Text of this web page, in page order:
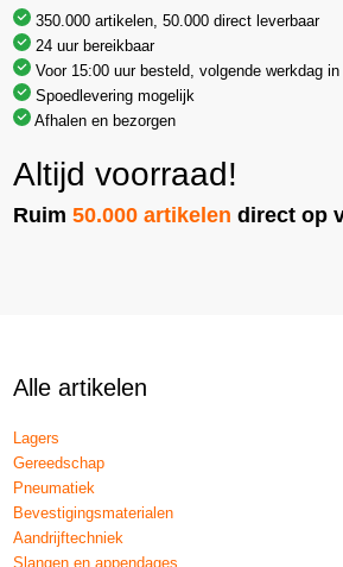
350.000 artikelen, 50.000 direct leverbaar
24 uur bereikbaar
Voor 15:00 uur besteld, volgende werkdag in
Spoedlevering mogelijk
Afhalen en bezorgen
Altijd voorraad!
Ruim50.000 artikelen direct op
Alle artikelen
Lagers
Gereedschap
Pneumatiek
Bevestigingsmaterialen
Aandrijftechniek
Slangen en appendages